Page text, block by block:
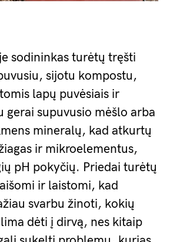
sodininkas turėtų tręšti
sijotu kompostu,
lapų puvėsiais ir
gerai supuvusio mėšlo arba
mineralų, kad atkurtų
ir mikroelementus,
pH pokyčių. Priedai turėtų
ir laistomi, kad
svarbu žinoti, kokių
dėti į dirvą, nes kitaip